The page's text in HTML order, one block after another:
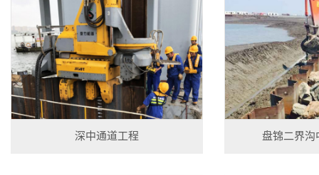
深中通道工程 盘锦二界沟